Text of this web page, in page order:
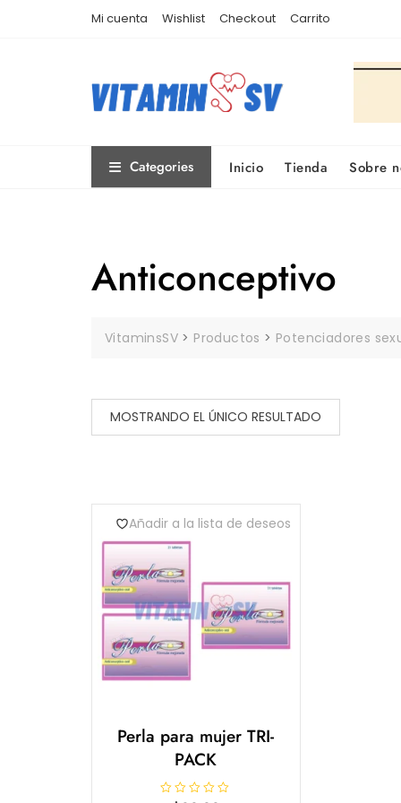
Mi cuenta Wishlist Checkout Carrito
Categories Inicio Tienda Sobre
Anticonceptivo
VitaminsSV > Productos > Potenciadores
MOSTRANDO EL ÚNICO RESULTADO
Añadir a la lista de deseos
Perla para mujer TRI-
PACK